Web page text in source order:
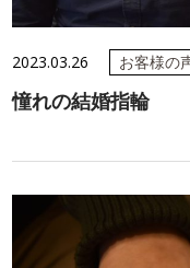
2023.03.26 お客様の
憧れの結婚指輪